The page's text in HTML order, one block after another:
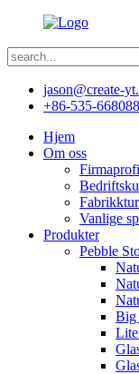
jason@create-
+86-535-
Hjem
Om oss
Fabrikktur
Vanlige
Produkter
Pebble
Big